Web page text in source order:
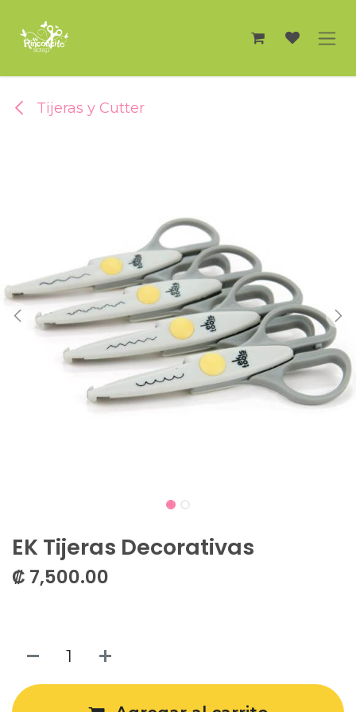
Tijeras y Cutter
EK Tijeras Decorativas
₡ 7,500.00